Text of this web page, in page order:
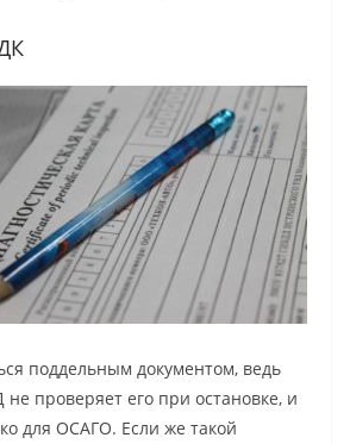
поддельным документом, ведь
проверяет его при остановке, и
для ОСАГО. Если же такой